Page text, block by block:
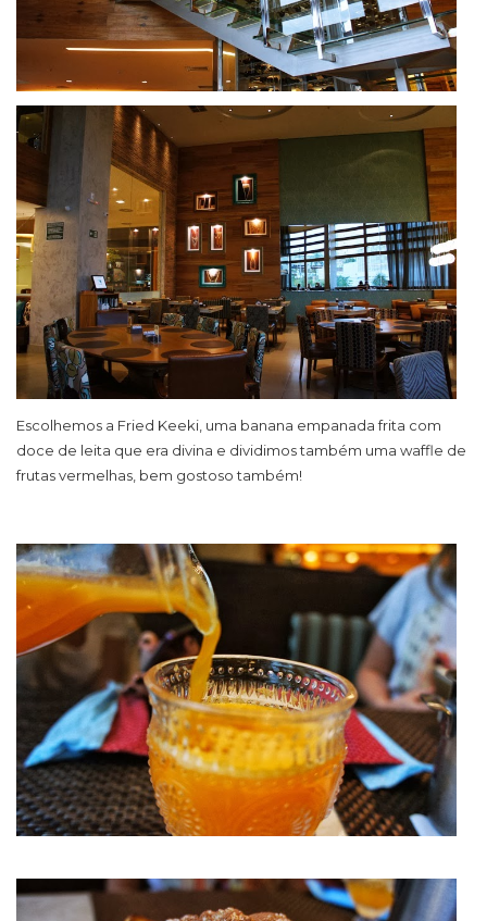
Escolhemos a Fried Keeki, uma banana empanada frita com
doce de leita que era divina e dividimos também uma waffle de
frutas vermelhas, bem gostoso também!